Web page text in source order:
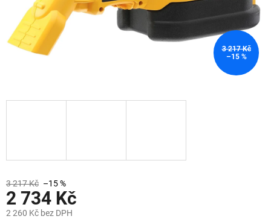
3 217 Kč
–15 %
3 217 Kč –15 %
2 734 Kč
2 260 Kč bez DPH